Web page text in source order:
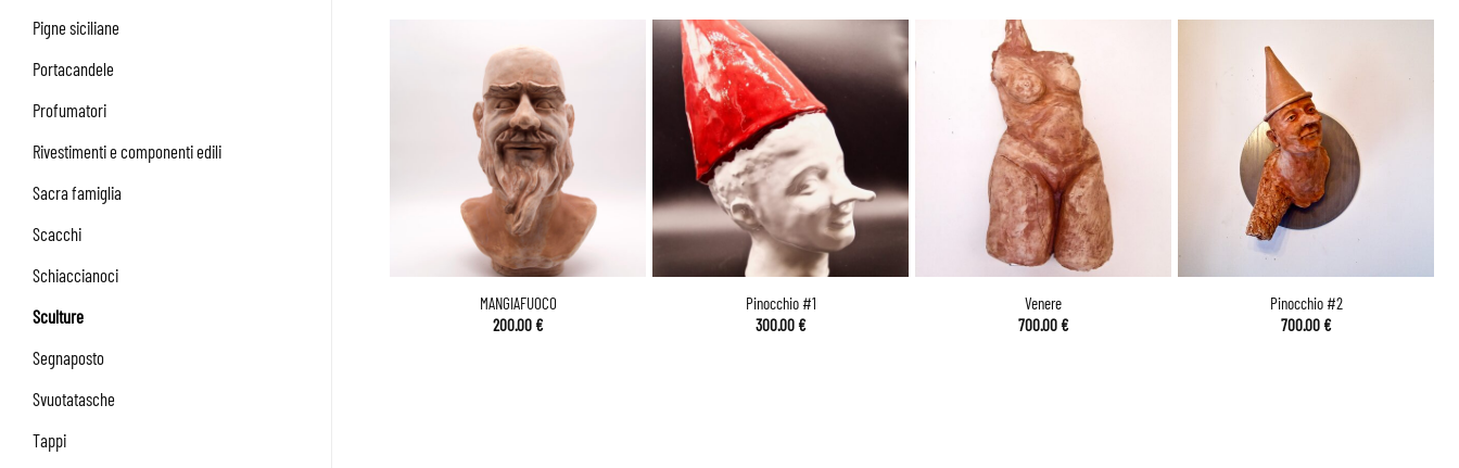
Pigne siciliane
Portacandele
Profumatori
Rivestimenti e componenti edili
Sacra famiglia
Scacchi
Schiaccianoci
Sculture
Segnaposto
Svuotatasche
Tappi
MANGIAFUOCO
200.00€
Pinocchio #1
300.00€
Venere
700.00€
Pinocchio #2
700.00€